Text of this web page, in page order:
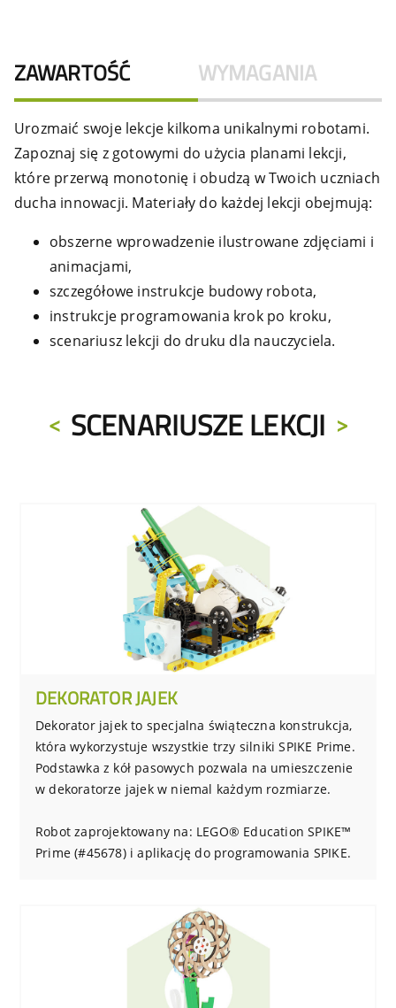
ZAWARTOŚĆ WYMAGANIA
Urozmaić swoje lekcje kilkoma unikalnymi robotami.
Zapoznaj się z gotowymi do użycia planami lekcji,
które przerwą monotonię i obudzą w Twoich uczniach
ducha innowacji. Materiały do każdej lekcji obejmują:
obszerne wprowadzenie ilustrowane zdjęciami i
animacjami,
szczegółowe instrukcje budowy robota,
instrukcje programowania krok po kroku,
scenariusz lekcji do druku dla nauczyciela.
SCENARIUSZE LEKCJI
DEKORATOR JAJEK
Dekorator jajek to specjalna świąteczna konstrukcja,
która wykorzystuje wszystkie trzy silniki SPIKE Prime.
Podstawka z kół pasowych pozwala na umieszczenie
w dekoratorze jajek w niemal każdym rozmiarze.
Robot zaprojektowany na: LEGO® Education SPIKE™
Prime (#45678) i aplikację do programowania SPIKE.